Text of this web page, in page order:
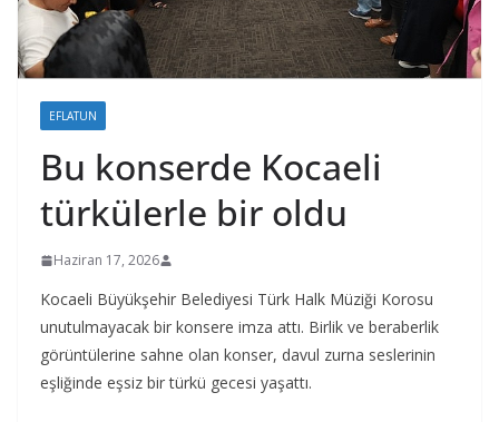
EFLATUN
Bu konserde Kocaeli
türkülerle bir oldu
Haziran 17, 2026
Kocaeli Büyükşehir Belediyesi Türk Halk Müziği Korosu
unutulmayacak bir konsere imza attı. Birlik ve beraberlik
görüntülerine sahne olan konser, davul zurna seslerinin
eşliğinde eşsiz bir türkü gecesi yaşattı.